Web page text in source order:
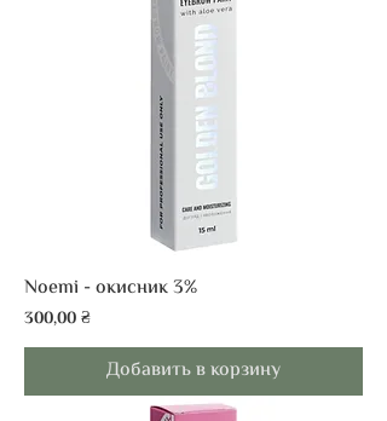
Noemi - окисник 3%
Цена
300,00 ₴
Добавить в корзину